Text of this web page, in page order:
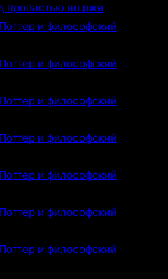
во ржи
и философский
и философский
и философский
и философский
и философский
и философский
и философский